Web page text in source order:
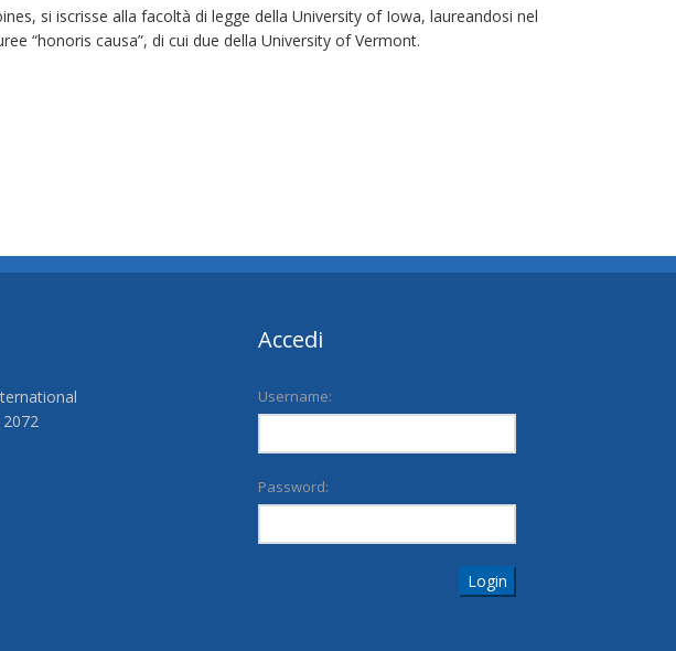
si iscrisse alla facoltà di legge della University of Iowa, laureandosi nel
“honoris causa”, di cui due della University of Vermont.
Accedi
Username:
Password:
Login